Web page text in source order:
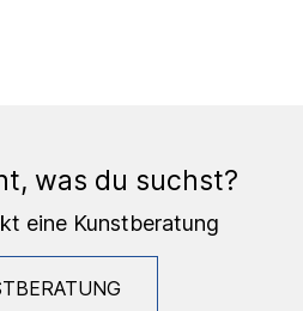
was du suchst?
eine Kunstberatung